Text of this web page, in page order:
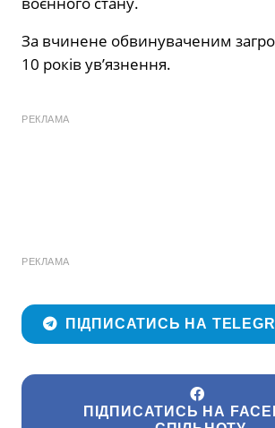
За вчинене обвинуваченим
10 років ув’язнення.
РЕКЛАМА
РЕКЛАМА
ПІДПИСАТИСЬ НА
ПІДПИСАТИСЬ НА